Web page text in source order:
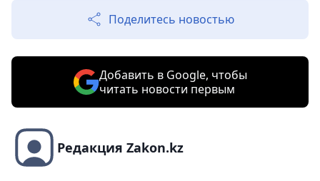
Поделитесь новостью
Добавить в Google, чтобы
читать новости первым
Редакция Zakon.kz